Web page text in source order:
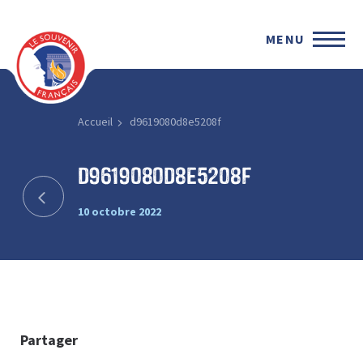
MENU
Accueil d9619080d8e5208f
d9619080d8e5208f
10 octobre 2022
Partager